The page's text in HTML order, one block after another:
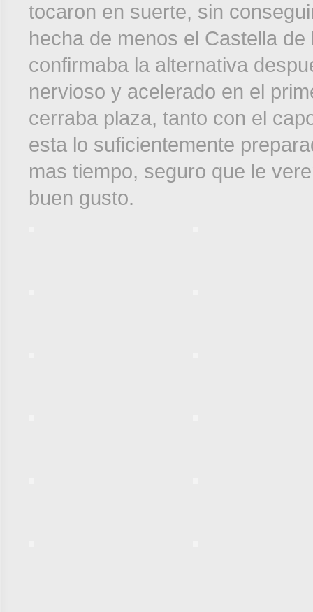
tocaron en suerte, sin
hecha de menos el Castella
confirmaba la alternativa
nervioso y acelerado en el
cerraba plaza, tanto con el
esta lo suficientemente
mas tiempo, seguro que le
buen gusto.